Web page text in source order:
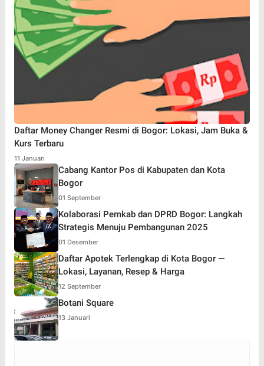
Daftar Money Changer Resmi di Bogor: Lokasi, Jam Buka &
Kurs Terbaru
11 Januari
Cabang Kantor Pos di Kabupaten dan Kota
Bogor
01 September
Kolaborasi Pemkab dan DPRD Bogor: Langkah
Strategis Menuju Pembangunan 2025
01 Desember
Daftar Apotek Terlengkap di Kota Bogor —
Lokasi, Layanan, Resep & Harga
12 September
Botani Square
13 Januari